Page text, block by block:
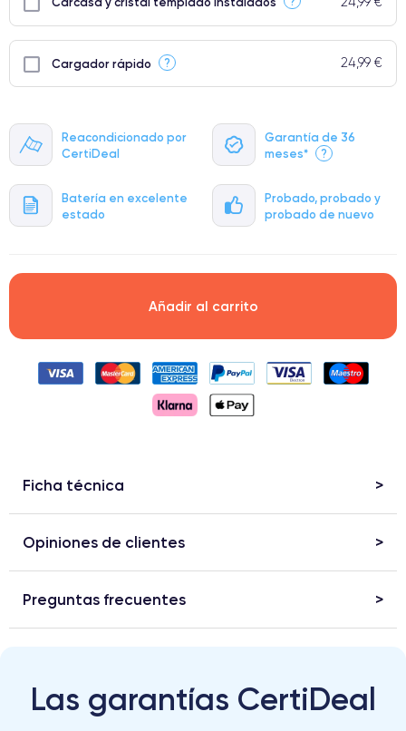
Reacondicionado por
CertiDeal
Garantía de 36
meses*
?
Batería en excelente
estado
Probado, probado y
probado de nuevo
Cargador rápido ? 24,99 €
Añadir al carrito
Ficha técnica
Opiniones de clientes
Preguntas frecuentes
Las garantías CertiDeal